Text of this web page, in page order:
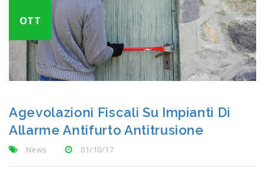
OTT
Agevolazioni Fiscali Su Impianti Di
Allarme Antifurto Antitrusione
News 01/10/17